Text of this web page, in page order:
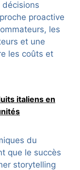
décisions
proactive
les
et une
les coûts et
italiens en
du
que le succès
storytelling